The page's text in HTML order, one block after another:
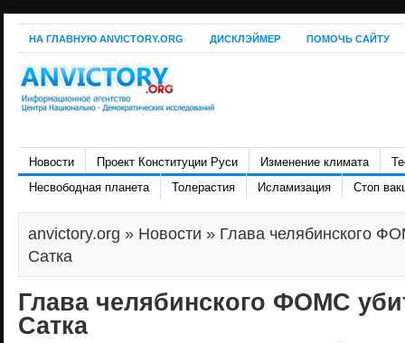
НА ГЛАВНУЮ ANVICTORY.ORG ДИСКЛЭЙМЕР ПОМОЧЬ САЙТУ
Новости Проект Конституции Руси Изменение климата
Несвободная планета
Толерастия Исламизация Стоп
anvictory.org » Новости » Глава челябинского
Сатка
Глава челябинского ФОМС
Сатка